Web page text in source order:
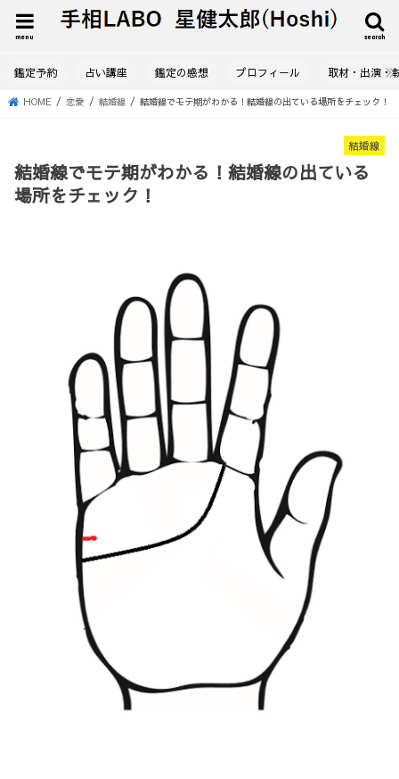
search
menu
鑑定予約 占い講座 鑑定の感想 プロフィール 取材・出演・
HOME 恋愛 結婚線 結婚線でモテ期がわかる！結婚線の出ている場所をチェック！
結婚線
結婚線でモテ期がわかる！結婚線の出ている
場所をチェック！